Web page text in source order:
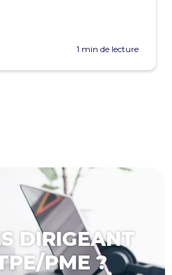
1 min de lecture
DIRIGEANT
PME ?